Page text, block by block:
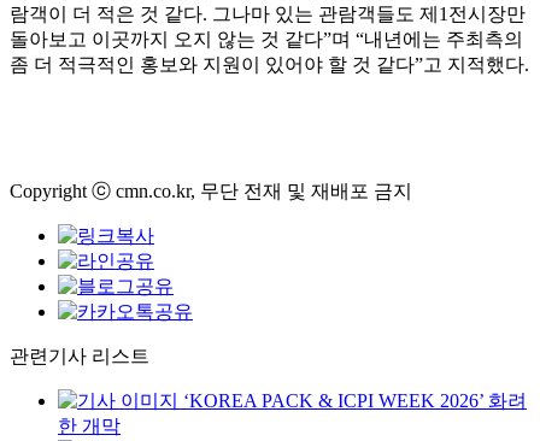
람객이 더 적은 것 같다. 그나마 있는 관람객들도 제1전시장만
돌아보고 이곳까지 오지 않는 것 같다”며 “내년에는 주최측의
좀 더 적극적인 홍보와 지원이 있어야 할 것 같다”고 지적했다.
Copyright ⓒ cmn.co.kr, 무단 전재 및 재배포 금지
관련기사 리스트
‘KOREA PACK & ICPI WEEK 2026’ 화려
한 개막